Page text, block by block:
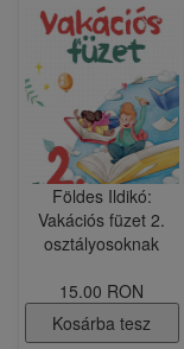
Földes Ildikó:
Vakációs füzet 2.
osztályosoknak
15.00 RON
Kosárba tesz